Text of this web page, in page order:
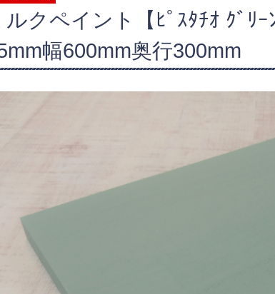
ルクペイント【ﾋﾟｽﾀﾁｵ ｸﾞﾘ
幅600mm奥行300mm